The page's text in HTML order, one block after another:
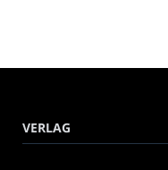
VERLAG